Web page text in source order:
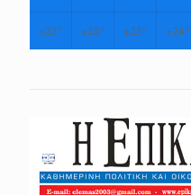
+25° +28° +25° +24°